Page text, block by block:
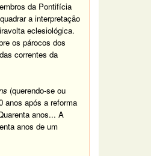
da Pontifícia
a interpretação
eclesiológica.
os párocos dos
correntes da
(querendo-se ou
anos após a reforma
anos... A
anos de um